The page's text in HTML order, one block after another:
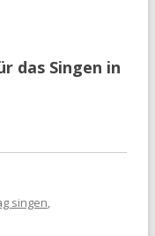
das Singen in
singen,